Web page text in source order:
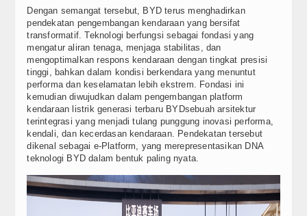
Dengan semangat tersebut, BYD terus menghadirkan
pendekatan pengembangan kendaraan yang bersifat
transformatif. Teknologi berfungsi sebagai fondasi yang
mengatur aliran tenaga, menjaga stabilitas, dan
mengoptimalkan respons kendaraan dengan tingkat presisi
tinggi, bahkan dalam kondisi berkendara yang menuntut
performa dan keselamatan lebih ekstrem. Fondasi ini
kemudian diwujudkan dalam pengembangan platform
kendaraan listrik generasi terbaru BYDsebuah arsitektur
terintegrasi yang menjadi tulang punggung inovasi performa,
kendali, dan kecerdasan kendaraan. Pendekatan tersebut
dikenal sebagai e-Platform, yang merepresentasikan DNA
teknologi BYD dalam bentuk paling nyata.